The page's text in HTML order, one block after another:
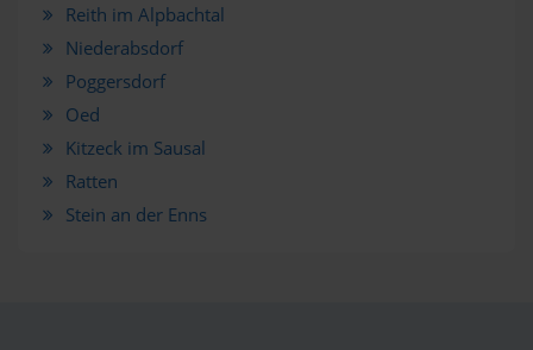
Reith im Alpbachtal
Niederabsdorf
Poggersdorf
Oed
Kitzeck im Sausal
Ratten
Stein an der Enns